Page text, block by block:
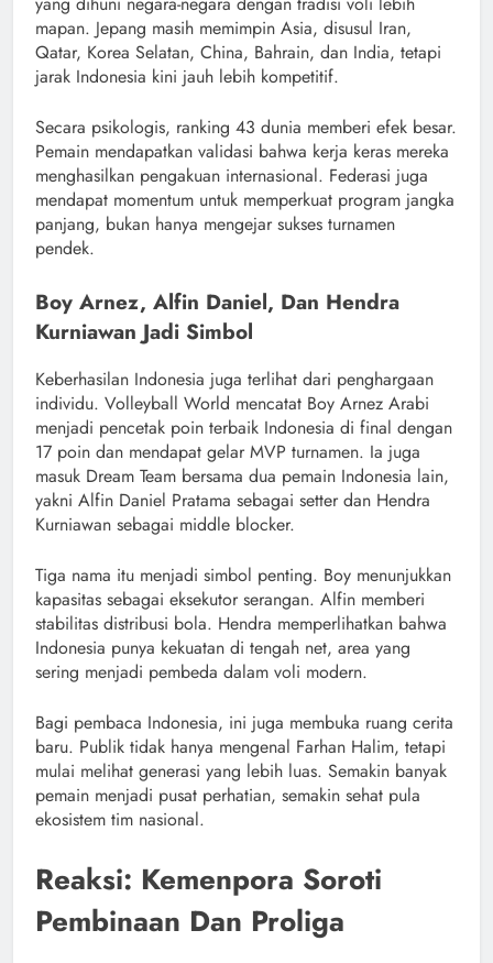
mapan. Jepang masih memimpin Asia, disusul Iran,
Qatar, Korea Selatan, China, Bahrain, dan India, tetapi
jarak Indonesia kini jauh lebih kompetitif.
Secara psikologis, ranking 43 dunia memberi efek besar.
Pemain mendapatkan validasi bahwa kerja keras mereka
menghasilkan pengakuan internasional. Federasi juga
mendapat momentum untuk memperkuat program jangka
panjang, bukan hanya mengejar sukses turnamen
pendek.
Boy Arnez, Alfin Daniel, Dan Hendra
Kurniawan Jadi Simbol
Keberhasilan Indonesia juga terlihat dari penghargaan
individu. Volleyball World mencatat Boy Arnez Arabi
menjadi pencetak poin terbaik Indonesia di final dengan
17 poin dan mendapat gelar MVP turnamen. Ia juga
masuk Dream Team bersama dua pemain Indonesia lain,
yakni Alfin Daniel Pratama sebagai setter dan Hendra
Kurniawan sebagai middle blocker.
Tiga nama itu menjadi simbol penting. Boy menunjukkan
kapasitas sebagai eksekutor serangan. Alfin memberi
stabilitas distribusi bola. Hendra memperlihatkan bahwa
Indonesia punya kekuatan di tengah net, area yang
sering menjadi pembeda dalam voli modern.
Bagi pembaca Indonesia, ini juga membuka ruang cerita
baru. Publik tidak hanya mengenal Farhan Halim, tetapi
mulai melihat generasi yang lebih luas. Semakin banyak
pemain menjadi pusat perhatian, semakin sehat pula
ekosistem tim nasional.
Reaksi: Kemenpora Soroti
Pembinaan Dan Proliga